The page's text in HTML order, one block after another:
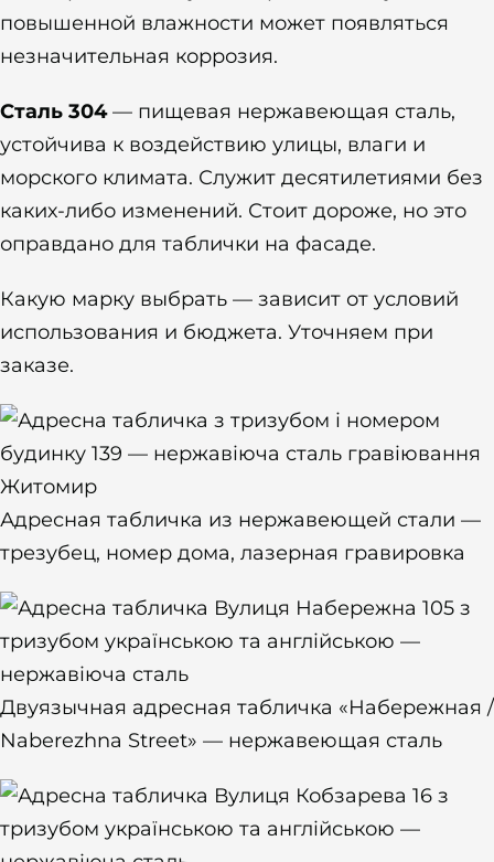
повышенной влажности может появляться
незначительная коррозия.
Сталь 304— пищевая нержавеющая сталь,
устойчива к воздействию улицы, влаги и
морского климата. Служит десятилетиями без
каких-либо изменений. Стоит дороже, но это
оправдано для таблички на фасаде.
Какую марку выбрать — зависит от условий
использования и бюджета. Уточняем при
заказе.
Адресная табличка из нержавеющей стали —
трезубец, номер дома, лазерная гравировка
Двуязычная адресная табличка «Набережная /
Naberezhna Street» — нержавеющая сталь